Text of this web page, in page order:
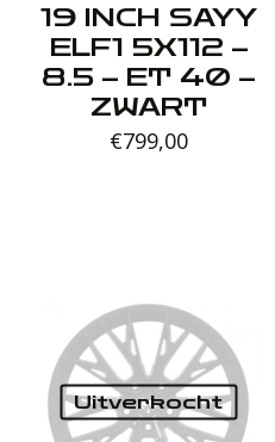
19 INCH SAYY
ELF1 5X112 –
8.5 – ET 40 –
ZWART
€799,00
Uitverkocht